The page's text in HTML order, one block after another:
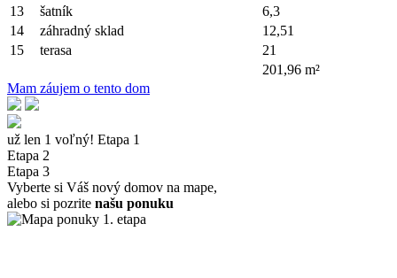
13
šatník
6,3
14
záhradný sklad
12,51
15
terasa
21
201,96 m²
Mam záujem o tento dom
už len 1 voľný! Etapa 1
Etapa 2
Etapa 3
Vyberte si Váš nový domov na mape,
alebo si pozrite našu ponuku